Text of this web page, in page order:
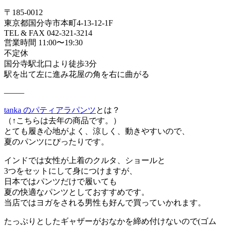
〒185-0012
東京都国分寺市本町4-13-12-1F
TEL & FAX 042-321-3214
営業時間 11:00〜19:30
不定休
国分寺駅北口より徒歩3分
駅を出て左に進み花屋の角を右に曲がる
——–
tanka のパティアラパンツとは？
（↑こちらは去年の商品です。）
とても履き心地がよく、涼しく、動きやすいので、
夏のパンツにぴったりです。
インドでは女性が上着のクルタ、ショールと
3つをセットにして身につけますが、
日本ではパンツだけで履いても
夏の快適なパンツとしておすすめです。
当店ではヨガをされる男性も好んで買っていかれます。
たっぷりとしたギャザーがおなかを締め付けないので(ゴム